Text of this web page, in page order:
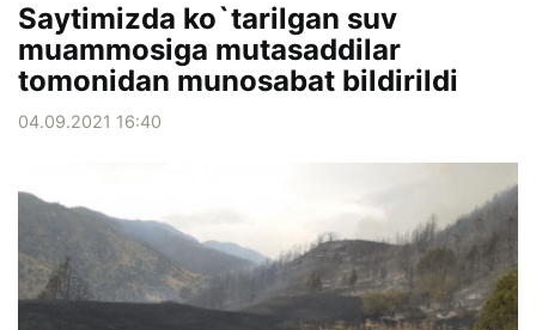
Saytimizda ko`tarilgan suv
muammosiga mutasaddilar
tomonidan munosabat bildirildi
04.09.2021 16:40